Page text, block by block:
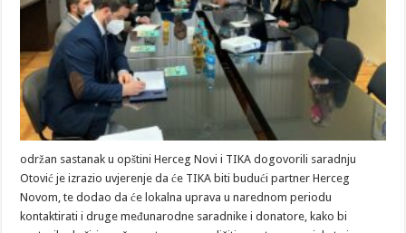
održan sastanak u opštini Herceg Novi i TIKA dogovorili saradnju
Otović je izrazio uvjerenje da će TIKA biti budući partner Herceg
Novom, te dodao da će lokalna uprava u narednom periodu
kontaktirati i druge međunarodne saradnike i donatore, kako bi